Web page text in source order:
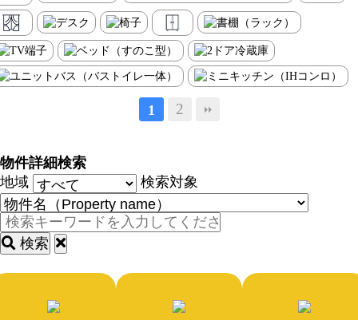
1 2
物件詳細検索
地域
検索対象
検索